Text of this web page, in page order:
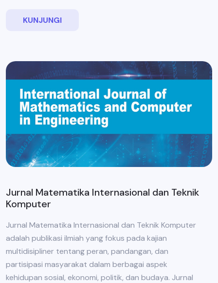
KUNJUNGI
Jurnal Matematika Internasional dan Teknik
Komputer
Jurnal Matematika Internasional dan Teknik Komputer
adalah publikasi ilmiah yang fokus pada kajian
multidisipliner tentang peran, pandangan, dan
partisipasi masyarakat dalam berbagai aspek
kehidupan sosial, ekonomi, politik, dan budaya. Jurnal